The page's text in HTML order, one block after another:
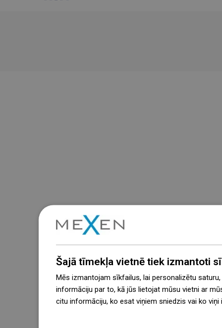
Šajā tīmekļa vietnē tiek izmantoti
Mēs izmantojam sīkfailus, lai personalizētu
informāciju par to, kā jūs lietojat mūsu vietni ar
citu informāciju, ko esat viņiem sniedzis vai ko